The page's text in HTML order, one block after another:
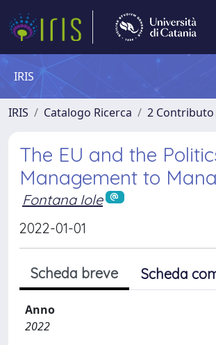
IRIS
IRIS Catalogo Ricerca 2
The EU and the
Management to
Fontana Iole
2022-01-01
Scheda breve Scheda
Anno
2022